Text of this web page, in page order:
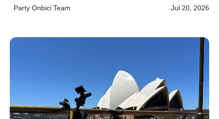
Party Onbici Team Jul 20, 2026